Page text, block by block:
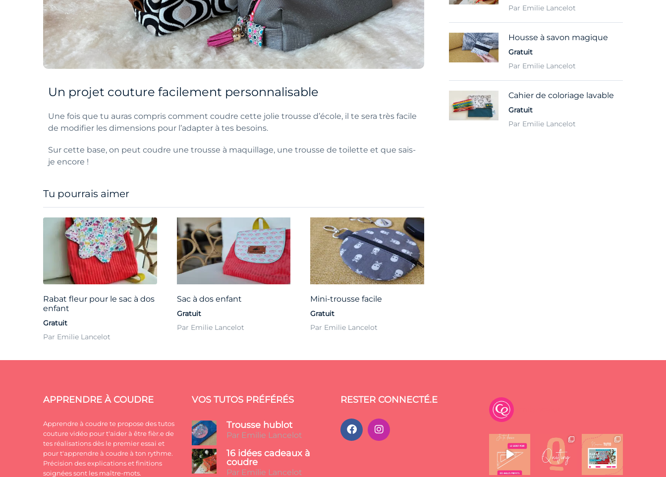
Un projet couture facilement personnalisable
Une fois que tu auras compris comment coudre cette jolie trousse d’école, il te sera très facile
de modifier les dimensions pour l’adapter à tes besoins.
Sur cette base, on peut coudre une trousse à maquillage, une trousse de toilette et que sais-
je encore !
Tu pourrais aimer
Rabat fleur pour le sac à dos
enfant
Gratuit
Par Emilie Lancelot
Sac à dos enfant
Gratuit
Par Emilie Lancelot
Mini-trousse facile
Gratuit
Par Emilie Lancelot
Par Emilie Lancelot
Housse à savon magique
Gratuit
Par Emilie Lancelot
Cahier de coloriage lavable
Gratuit
Par Emilie Lancelot
APPRENDRE À COUDRE
Apprendre à coudre te propose des tutos
couture vidéo pour t'aider à être fièr.e de
tes réalisations dès le premier essai et
pour t'apprendre à coudre à ton rythme.
Précision des explications et finitions
soignées sont les maître-mots.
VOS TUTOS PRÉFÉRÉS
Trousse hublot
Par Emilie Lancelot
16 idées cadeaux à
coudre
Par Emilie Lancelot
RESTER CONNECTÉ.E